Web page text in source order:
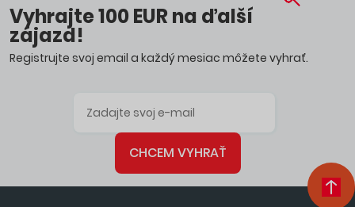
Vyhrajte 100 EUR na ďalší
zájazd!
Registrujte svoj email a každý mesiac môžete vyhrať.
CHCEM VYHRAŤ